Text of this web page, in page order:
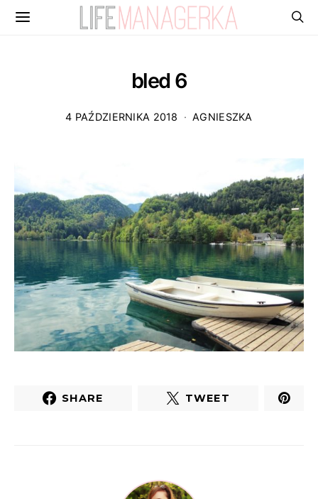
bled 6
4 PAŹDZIERNIKA 2018 AGNIESZKA
SHARE TWEET